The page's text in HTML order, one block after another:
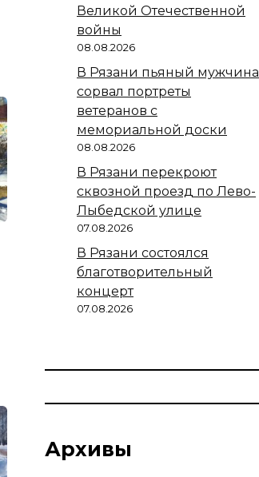
Великой Отечественной
войны
08.08.2026
В Рязани пьяный мужчина
сорвал портреты
ветеранов с
мемориальной доски
08.08.2026
В Рязани перекроют
сквозной проезд по Лево-
Лыбедской улице
07.08.2026
В Рязани состоялся
благотворительный
концерт
07.08.2026
Архивы